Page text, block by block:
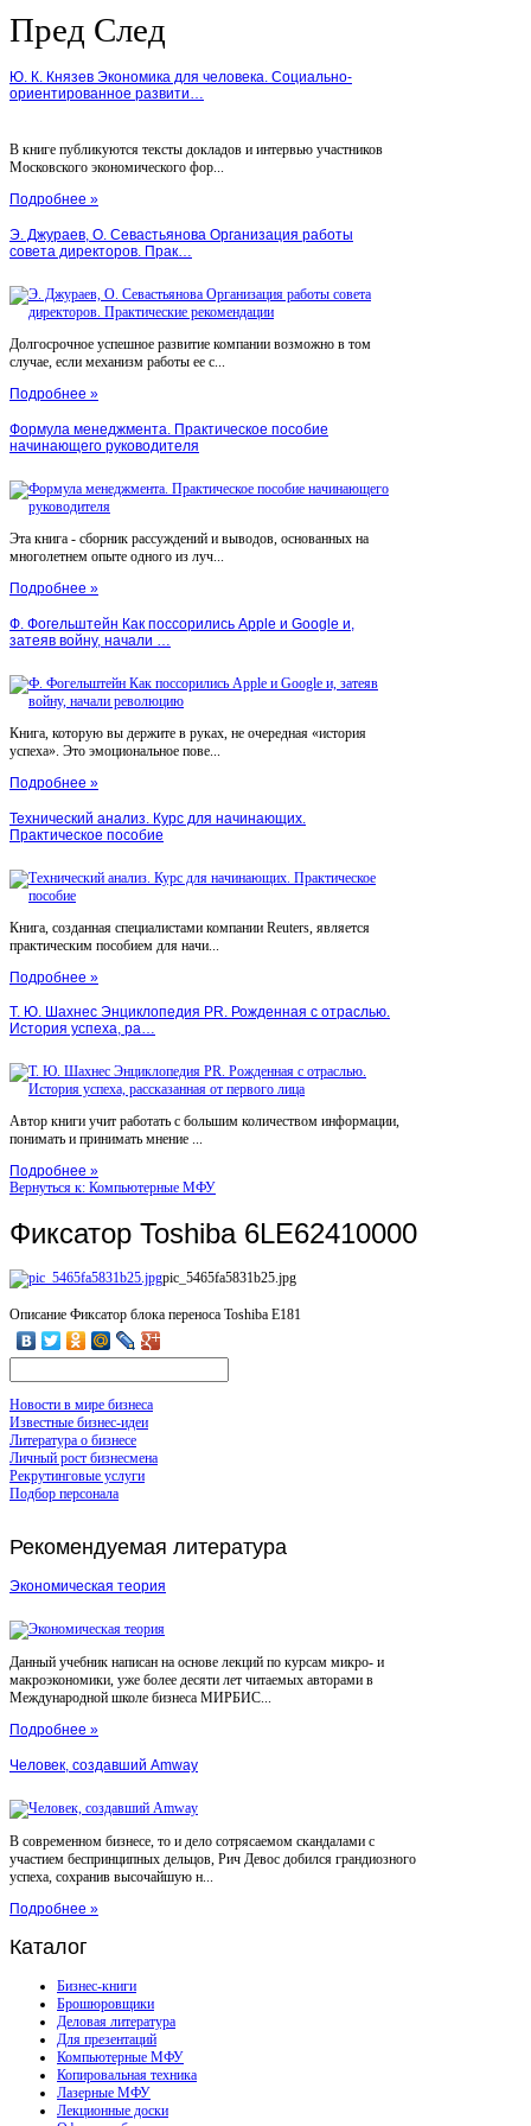
Пред След
Ю. К. Князев Экономика для человека. Социально-
ориентированное развити…
В книге публикуются тексты докладов и интервью участников
Московского экономического фор...
Подробнее »
Э. Джураев, О. Севастьянова Организация работы
совета директоров. Прак…
Долгосрочное успешное развитие компании возможно в том
случае, если механизм работы ее с...
Подробнее »
Формула менеджмента. Практическое пособие
начинающего руководителя
Эта книга - сборник рассуждений и выводов, основанных на
многолетнем опыте одного из луч...
Подробнее »
Ф. Фогельштейн Как поссорились Apple и Google и,
затеяв войну, начали …
Книга, которую вы держите в руках, не очередная «история
успеха». Это эмоциональное пове...
Подробнее »
Технический анализ. Курс для начинающих.
Практическое пособие
Книга, созданная специалистами компании Reuters, является
практическим пособием для начи...
Подробнее »
Т. Ю. Шахнес Энциклопедия PR. Рожденная с отраслью.
История успеха, ра…
Автор книги учит работать с большим количеством информации,
понимать и принимать мнение ...
Подробнее »
Вернуться к: Компьютерные МФУ
Фиксатор Toshiba 6LE62410000
pic_5465fa5831b25.jpg
Описание Фиксатор блока переноса Toshiba E181
Новости в мире бизнеса
Известные бизнес-идеи
Литература о бизнесе
Личный рост бизнесмена
Рекрутинговые услуги
Подбор персонала
Рекомендуемая литература
Экономическая теория
Данный учебник написан на основе лекций по курсам микро- и
макроэкономики, уже более десяти лет читаемых авторами в
Международной школе бизнеса МИРБИС...
Подробнее »
Человек, создавший Amway
В современном бизнесе, то и дело сотрясаемом скандалами с
участием беспринципных дельцов, Рич Девос добился грандиозного
успеха, сохранив высочайшую н...
Подробнее »
Каталог
Бизнес-книги
Брошюровщики
Деловая литература
Для презентаций
Компьютерные МФУ
Копировальная техника
Лазерные МФУ
Лекционные доски